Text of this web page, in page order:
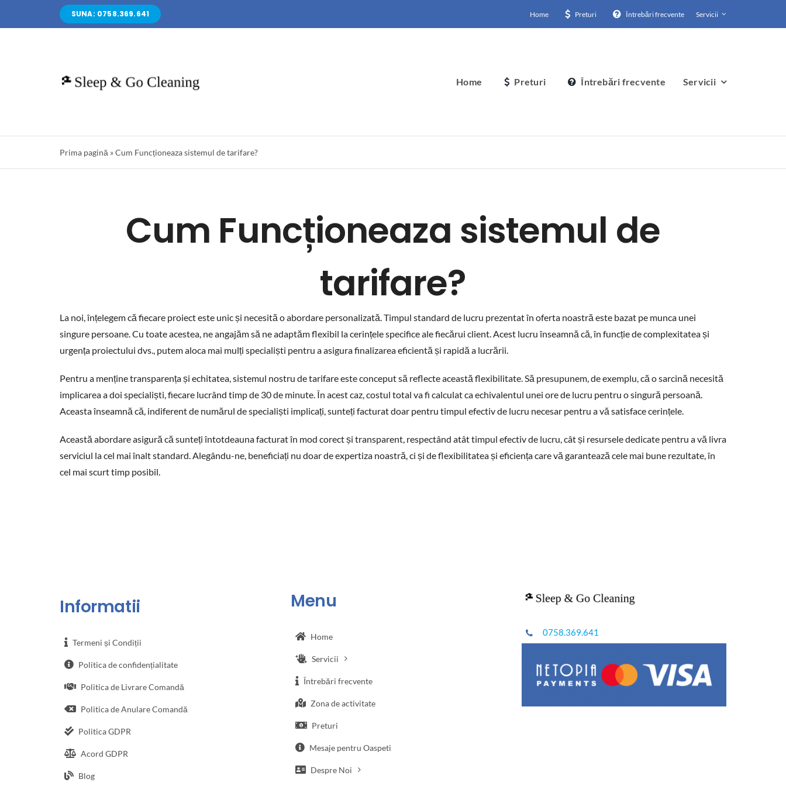
SUNA: 0758.369.641 Home Preturi Întrebări frecvente Servicii
Home Preturi Întrebări frecvente Servicii
Prima pagină »Cum Funcționeaza sistemul de tarifare?
Cum Funcționeaza sistemul de
tarifare?
La noi, înțelegem că fiecare proiect este unic și necesită o abordare personalizată. Timpul standard de lucru prezentat în oferta noastră este bazat pe munca unei
singure persoane. Cu toate acestea, ne angajăm să ne adaptăm flexibil la cerințele specifice ale fiecărui client. Acest lucru înseamnă că, în funcție de complexitatea și
urgența proiectului dvs., putem aloca mai mulți specialiști pentru a asigura finalizarea eficientă și rapidă a lucrării.
Pentru a menține transparența și echitatea, sistemul nostru de tarifare este conceput să reflecte această flexibilitate. Să presupunem, de exemplu, că o sarcină necesită
implicarea a doi specialiști, fiecare lucrând timp de 30 de minute. În acest caz, costul total va fi calculat ca echivalentul unei ore de lucru pentru o singură persoană.
Aceasta înseamnă că, indiferent de numărul de specialiști implicați, sunteți facturat doar pentru timpul efectiv de lucru necesar pentru a vă satisface cerințele.
Această abordare asigură că sunteți întotdeauna facturat în mod corect și transparent, respectând atât timpul efectiv de lucru, cât și resursele dedicate pentru a vă livra
serviciul la cel mai înalt standard. Alegându-ne, beneficiați nu doar de expertiza noastră, ci și de flexibilitatea și eficiența care vă garantează cele mai bune rezultate, în
cel mai scurt timp posibil.
Informatii
Termeni și Condiții
Politica de confidențialitate
Politica de Livrare Comandă
Politica de Anulare Comandă
Politica GDPR
Acord GDPR
Blog
Menu
Home
Servicii
Întrebări frecvente
Zona de activitate
Preturi
Mesaje pentru Oaspeti
Despre Noi
0758.369.641